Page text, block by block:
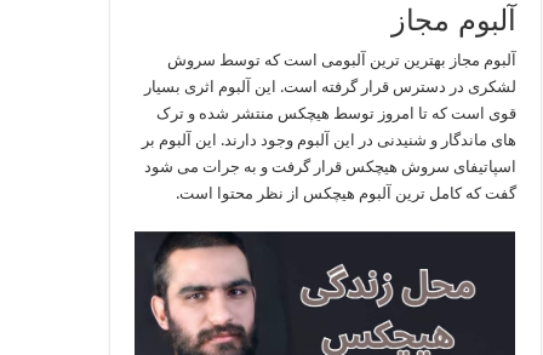
آلبوم مجاز
آلبوم مجاز بهترین ترین آلبومی است که توسط سروش
لشکری در دسترس قرار گرفته است. این آلبوم اثری بسیار
قوی است که تا امروز توسط هیچکس منتشر شده و ترک
های ماندگار و شنیدنی در این آلبوم وجود دارند. این آلبوم بر
اسپاتیفای سروش هیچکس قرار گرفت و به جرات می شود
گفت که کامل ترین آلبوم هیچکس از نظر محتوا است.